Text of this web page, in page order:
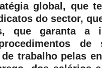
global, que
do sector,
que garanta a
de
trabalho pelas